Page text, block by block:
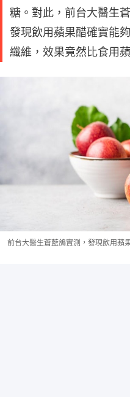
糖。對此，前台大醫生
發現飲用蘋果醋確實能
纖維，效果竟然比食用
前台大醫生蒼藍鴿實測，發現飲用蘋